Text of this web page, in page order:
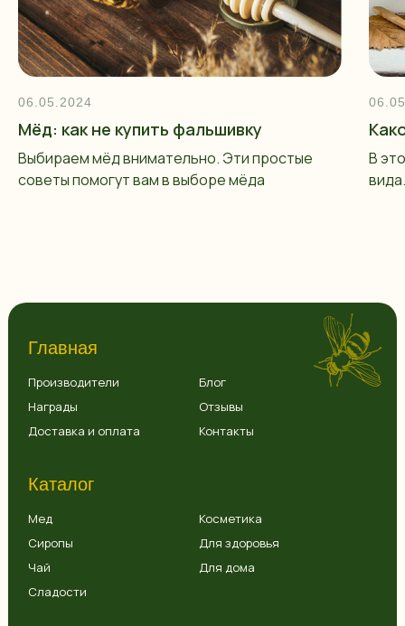
06.05.2024
Мёд: как не купить фальшивку
Выбираем мёд внимательно. Эти простые
советы помогут вам в выборе мёда
В
Главная
Производители
Награды
Отзывы
Блог
Доставка и оплата
Каталог
Мед
Сиропы
Чай
Сладости
Косметика
Для дома
Для здоровья
Контакты